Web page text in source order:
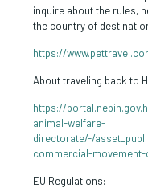
inquire about the rules,
the country of
https://
About traveling back to
https://
animal-welfare-
directorate/-/
commercial-
EU Regulations: